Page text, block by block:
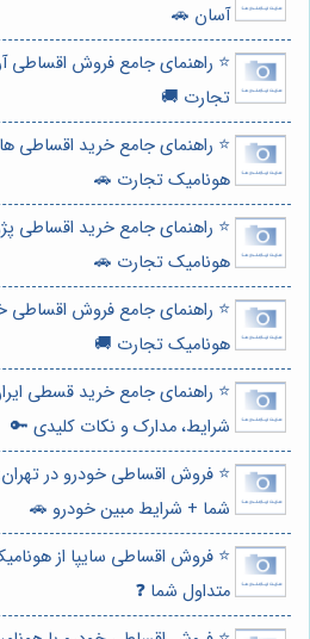
آسان 🚗
⭐️ راهنمای جامع فروش اقساطی
تجارت 🚚
⭐️ راهنمای جامع خرید اقساطی
هونامیک تجارت 🚗
⭐️ راهنمای جامع خرید اقساطی
هونامیک تجارت 🚗
⭐️ راهنمای جامع فروش اقساطی
هونامیک تجارت 🚚
⭐️ راهنمای جامع خرید قسطی
شرایط، مدارک و نکات کلیدی 🔑
⭐️ فروش اقساطی خودرو در
شما + شرایط مبین خودرو 🚗
⭐️ فروش اقساطی سایپا از
متداول شما ❓